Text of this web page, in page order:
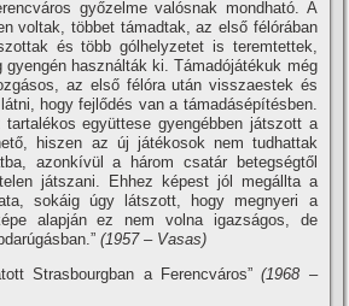
győzelme valósnak mondható. A
voltak, többet támadtak, az első félórában
és több gólhelyzetet is teremtettek,
gyengén használták ki. Támadójátékuk még
az első félóra után visszaestek és
hogy fejlődés van a támadásépí­tésben.
együttese gyengébben játszott a
hiszen az új játékosok nem tudhattak
azonkí­vül a három csatár betegségtől
játszani. Ehhez képest jól megállta a
sokáig úgy látszott, hogy megnyeri a
alapján ez nem volna igazságos, de
(1957 – Vasas)
Strasbourgban a Ferencváros”(1968 –